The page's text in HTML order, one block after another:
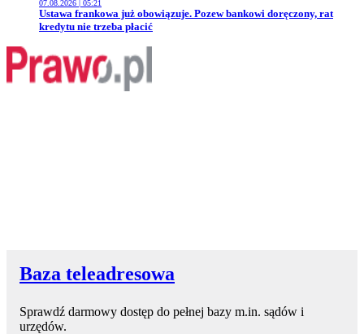
07.08.2026 | 05:21
Przejdź do artykułu:
Ustawa frankowa już obowiązuje. Pozew bankowi doręczony, rat
kredytu nie trzeba płacić
Baza teleadresowa
Sprawdź darmowy dostęp do pełnej bazy m.in. sądów i
urzędów.